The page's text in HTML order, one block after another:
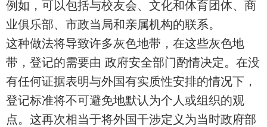
例如，可以包括与校友会、文化和体育团体、商
业俱乐部、市政当局和亲属机构的联系。
这种做法将导致许多灰色地带，在这些灰色地
带，登记的需要由 政府安全部门酌情决定。在没
有任何证据表明与外国有实质性安排的情况下，
登记标准将不可避免地默认为个人或组织的观
点。这再次相当于将外国干涉定义为当时政府部